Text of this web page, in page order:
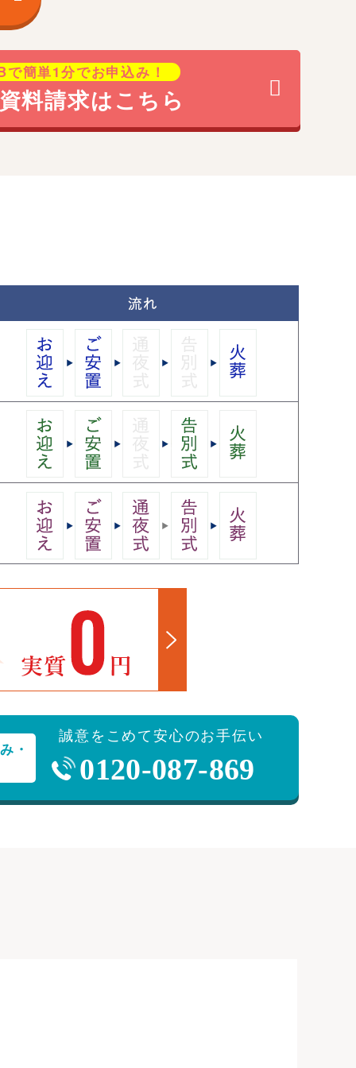
で簡単1分でお申込み！
料請求はこちら
・
誠意をこめて安心のお手伝い
0120-087-869